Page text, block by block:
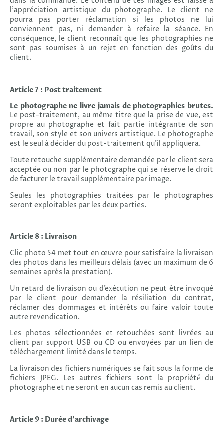
l’appréciation artistique du photographe. Le client ne
pourra pas porter réclamation si les photos ne lui
conviennent pas, ni demander à refaire la séance. En
conséquence, le client reconnaît que les photographies ne
sont pas soumises à un rejet en fonction des goûts du
client.
Article 7 : Post traitement
Le photographe ne livre jamais de photographies brutes.
Le post-traitement, au même titre que la prise de vue, est
propre au photographe et fait partie intégrante de son
travail, son style et son univers artistique. Le photographe
est le seul à décider du post-traitement qu’il appliquera.
Toute retouche supplémentaire demandée par le client sera
acceptée ou non par le photographe qui se réserve le droit
de facturer le travail supplémentaire par image.
Seules les photographies traitées par le photographes
seront exploitables par les deux parties.
Article 8 : Livraison
Clic photo 54 met tout en œuvre pour satisfaire la livraison
des photos dans les meilleurs délais (avec un maximum de 6
semaines après la prestation).
Un retard de livraison ou d’exécution ne peut être invoqué
par le client pour demander la résiliation du contrat,
réclamer des dommages et intérêts ou faire valoir toute
autre revendication.
Les photos sélectionnées et retouchées sont livrées au
client par support USB ou CD ou envoyées par un lien de
téléchargement limité dans le temps.
La livraison des fichiers numériques se fait sous la forme de
fichiers JPEG. Les autres fichiers sont la propriété́ du
photographe et ne seront en aucun cas remis au client.
Article 9 : Durée d’archivage